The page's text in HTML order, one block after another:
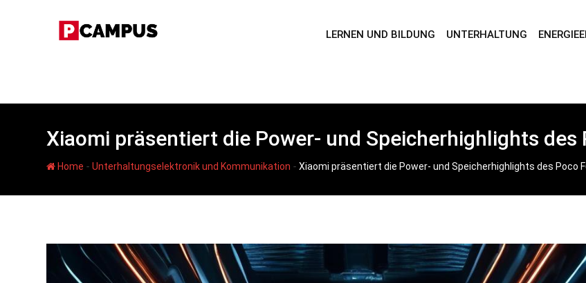
LERNEN UND BILDUNG UNTERHALTUNG
Xiaomi präsentiert die Power- und Speicherhighlights des
Home - Unterhaltungselektronik und Kommunikation - Xiaomi präsentiert die Power- und Speicherhighlights des Poco